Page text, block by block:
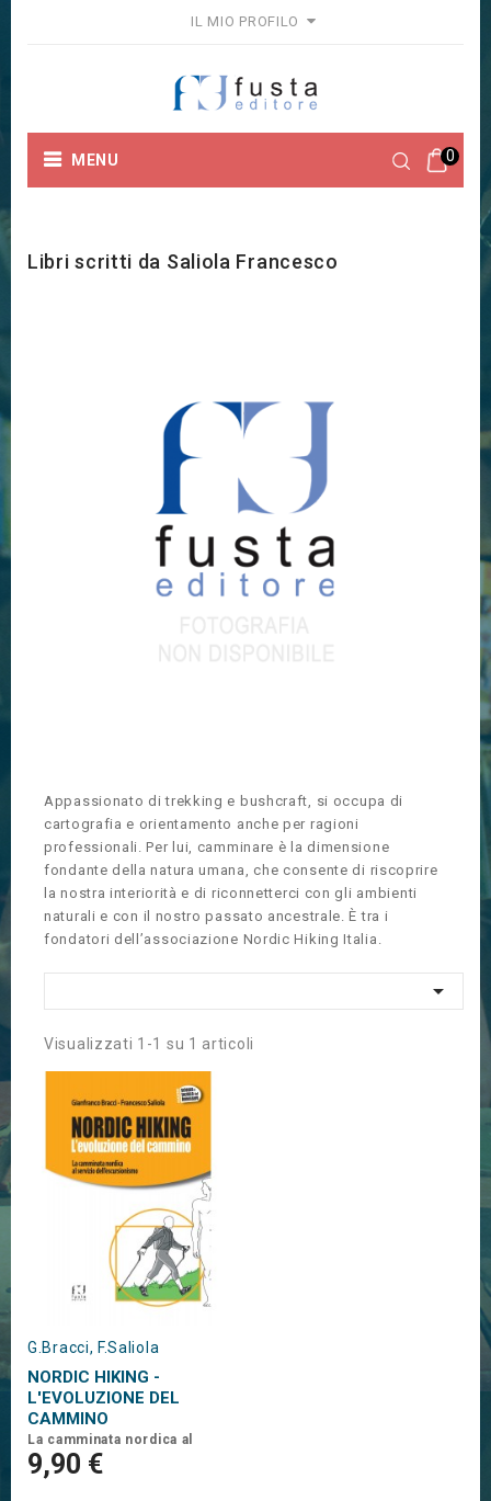
IL MIO PROFILO
0
MENU
Libri scritti da Saliola Francesco
Appassionato di trekking e bushcraft, si occupa di
cartografia e orientamento anche per ragioni
professionali. Per lui, camminare è la dimensione
fondante della natura umana, che consente di riscoprire
la nostra interiorità e di riconnetterci con gli ambienti
naturali e con il nostro passato ancestrale. È tra i
fondatori dell’associazione Nordic Hiking Italia.

Visualizzati 1-1 su 1 articoli
G.Bracci, F.Saliola
NORDIC HIKING -
L'EVOLUZIONE DEL
CAMMINO
La camminata nordica al
servizio dell'escursionismo
9,90 €